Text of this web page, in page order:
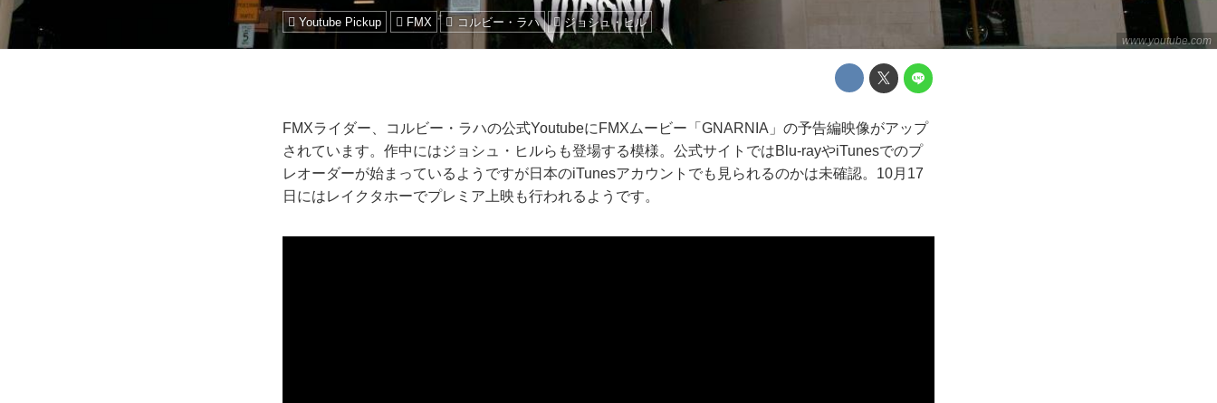
www.youtube.com
Youtube Pickup FMX コルビー・ラハ ジョシュ・ヒル
FMXライダー、コルビー・ラハの公式YoutubeにFMXムービー「GNARNIA」の予告編映像がアップ
されています。作中にはジョシュ・ヒルらも登場する模様。公式サイトではBlu-rayやiTunesでのプ
レオーダーが始まっているようですが日本のiTunesアカウントでも見られるのかは未確認。10月17
日にはレイクタホーでプレミア上映も行われるようです。